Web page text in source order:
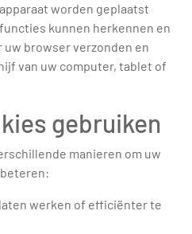
worden geplaatst
kunnen herkennen en
browser verzonden en
van uw computer, tablet of
gebruiken
manieren om uw
werken of efficiënter te